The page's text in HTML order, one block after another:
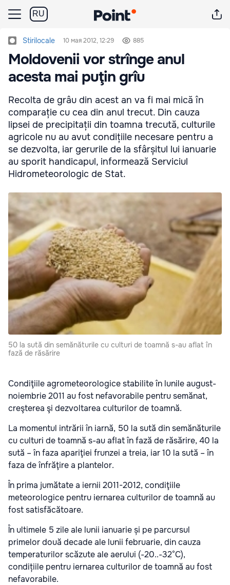
RU
Stirilocale 10 мая 2012, 12:29 885
Moldovenii vor strînge anul
acesta mai puţin grîu
Recolta de grâu din acest an va fi mai mică în
comparație cu cea din anul trecut. Din cauza
lipsei de precipitații din toamna trecută, culturile
agricole nu au avut condițiile necesare pentru a
se dezvolta, iar gerurile de la sfârșitul lui ianuarie
au sporit handicapul, informează Serviciul
Hidrometeorologic de Stat.
50 la sută din semănăturile cu culturi de toamnă s-au aflat în
fază de răsărire
Condiţiile agrometeorologice stabilite în lunile august-
noiembrie 2011 au fost nefavorabile pentru semănat,
creşterea şi dezvoltarea culturilor de toamnă.
La momentul intrării în iarnă, 50 la sută din semănăturile
cu culturi de toamnă s-au aflat în fază de răsărire, 40 la
sută – în faza apariţiei frunzei a treia, iar 10 la sută – în
faza de înfrăţire a plantelor.
În prima jumătate a iernii 2011-2012, condiţiile
meteorologice pentru iernarea culturilor de toamnă au
fost satisfăcătoare.
În ultimele 5 zile ale lunii ianuarie și pe parcursul
primelor două decade ale lunii februarie, din cauza
temperaturilor scăzute ale aerului (-20..-32°С),
condițiile pentru iernarea culturilor de toamnă au fost
nefavorabile.